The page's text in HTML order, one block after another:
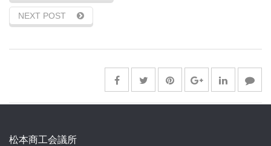
NEXT POST
松本商工会議所